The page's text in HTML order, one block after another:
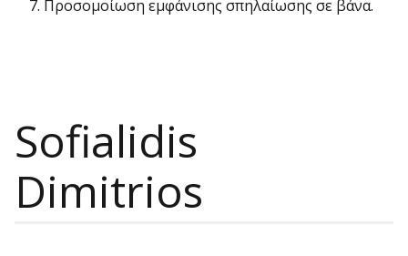
Προσομοίωση εμφάνισης σπηλαίωσης σε βάνα.
Sofialidis
Dimitrios